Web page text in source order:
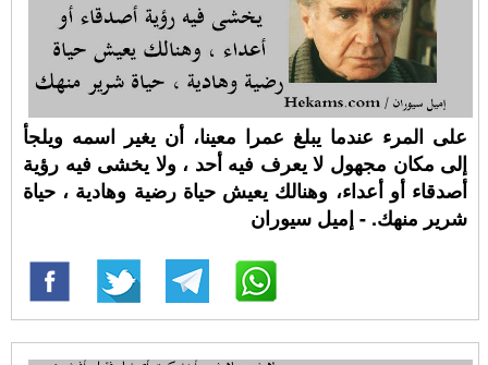
على المرء عندما يبلغ عمرا معينا، أن يغير اسمه ويلجأ
إلى مكان مجهول لا يعرف فيه أحد ، ولا يخشى فيه رؤية
أصدقاء أو أعداء، وهنالك يعيش حياة رضية وهادية ، حياة
شرير منهك. - إميل سيوران